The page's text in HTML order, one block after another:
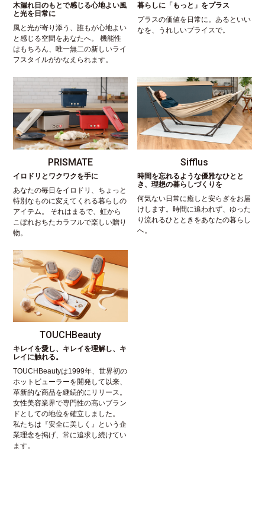
木漏れ日のもとで感じる心地よい風
と光を日常に
風と光が寄り添う、誰もが心地よい
と感じる空間をあなたへ。 機能性
はもちろん、唯一無二の新しいライ
フスタイルがかなえられます。
暮らしに「もっと」をプラス
プラスの価値を日常に。あるといい
なを、うれしいプライスで。
PRISMATE
イロドリとワクワクを手に
あなたの毎日をイロドリ、ちょっと
特別なものに変えてくれる暮らしの
アイテム。 それはまるで、虹から
こぼれおちたカラフルで楽しい贈り
物。
Sifflus
時間を忘れるような優雅なひとと
き、理想の暮らしづくりを
何気ない日常に癒しと安らぎをお届
けします。時間に追われず、ゆった
り流れるひとときをあなたの暮らし
へ。
TOUCHBeauty
キレイを愛し、キレイを理解し、キ
レイに触れる。
TOUCHBeautyは1999年、世界初の
ホットビューラーを開発して以来、
革新的な商品を継続的にリリース。
女性美容業界で専門性の高いブラン
ドとしての地位を確立しました。
私たちは『安全に美しく』という企
業理念を掲げ、常に追求し続けてい
ます。